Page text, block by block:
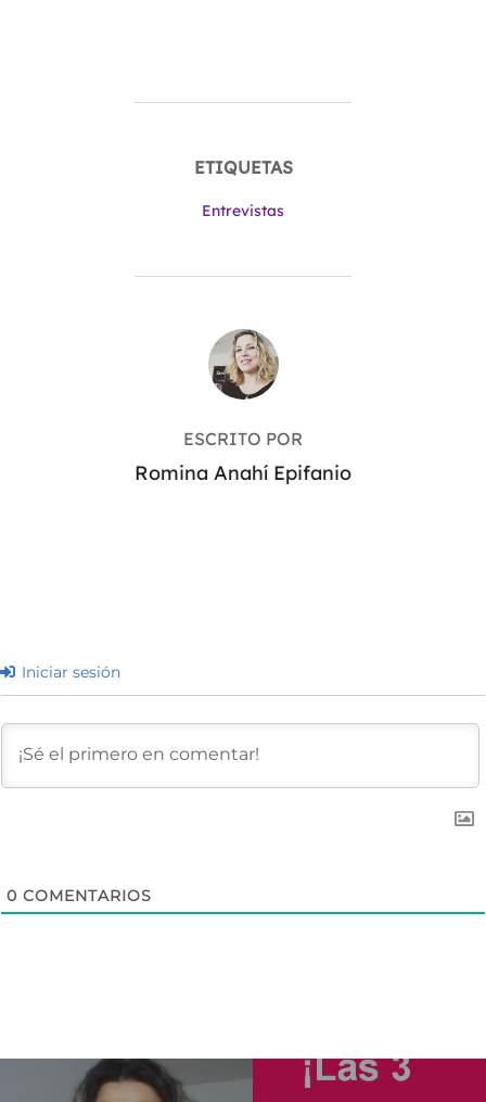
ETIQUETAS
Entrevistas
AUTOR DE LA ENTRADA
ESCRITO POR
Romina Anahí Epifanio
Iniciar sesión
0 COMENTARIOS
Navegación